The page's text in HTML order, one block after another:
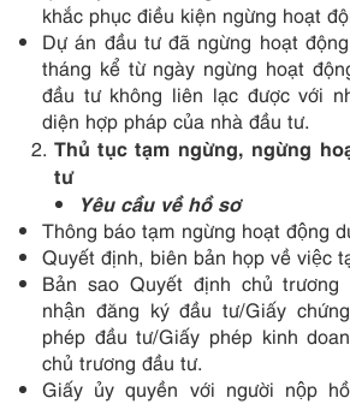
khắc phục điều kiện ngừng hoạt
Dự án đầu tư đã ngừng hoạt
tháng kể từ ngày ngừng hoạt
đầu tư không liên lạc được với
diện hợp pháp của nhà đầu tư.
Thủ tục tạm ngừng, ngừng
tư
Yêu cầu về hồ sơ
Thông báo tạm ngừng hoạt động
Quyết định, biên bản họp về việc
Bản sao Quyết định chủ trương
nhận đăng ký đầu tư/Giấy
phép đầu tư/Giấy phép kinh
chủ trương đầu tư.
Giấy ủy quyền với người nộp